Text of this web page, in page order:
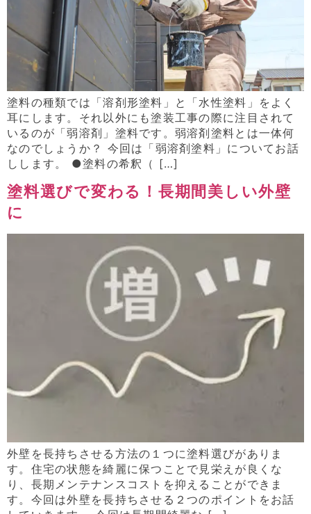
塗料の種類では「溶剤形塗料」と「水性塗料」をよく
耳にします。それ以外にも塗装工事の際に注目されて
いるのが「弱溶剤」塗料です。弱溶剤塗料とは一体何
なのでしょうか？ 今回は「弱溶剤塗料」についてお話
しします。 ●塗料の希釈（ […]
塗料選びで変わる！長期間美しい外壁
に
外壁を長持ちさせる方法の１つに塗料選びがありま
す。住宅の状態を綺麗に保つことで見栄えが良くな
り、長期メンテナンスコストを抑えることができま
す。今回は外壁を長持ちさせる２つのポイントをお話